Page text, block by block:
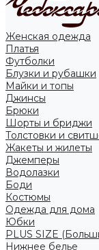
Женская одежда
Платья
Футболки
Блузки и рубашки
Майки и топы
Джинсы
Брюки
Шорты и бриджи
Толстовки и
Жакеты и жилеты
Джемперы
Водолазки
Боди
Костюмы
Одежда для дома
Юбки
PLUS SIZE
Нижнее белье